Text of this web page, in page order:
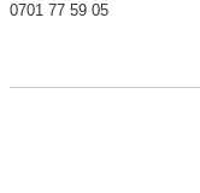
0701 77 59 05